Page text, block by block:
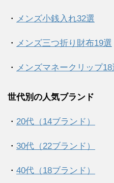
・ メンズ小銭入れ32選
・ メンズ三つ折り財布19選
・ メンズマネークリップ18
世代別の人気ブランド
・ 20代（14ブランド）
・ 30代（22ブランド）
・ 40代（18ブランド）